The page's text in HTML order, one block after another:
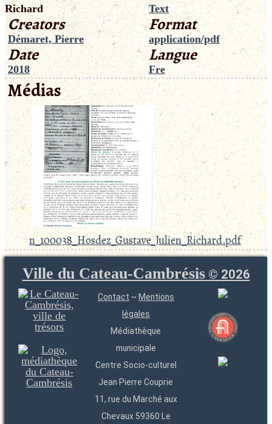
Richard
Creators
Démaret, Pierre
Date
2018
Text
Format
application/pdf
Langue
Fre
Médias
n_100038_Hosdez_Gustave_Julien_Richard.pdf
Ville du Cateau-Cambrésis© 2026
Contact ~ Mentions
légales
Médiathèque
municipale
Centre Socio-culturel
Jean Pierre Couprie
11, rue du Marché aux
Chevaux 59360 Le